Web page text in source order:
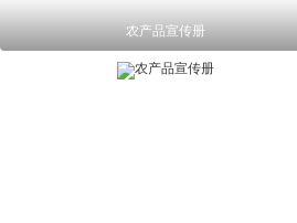
农产品宣传册